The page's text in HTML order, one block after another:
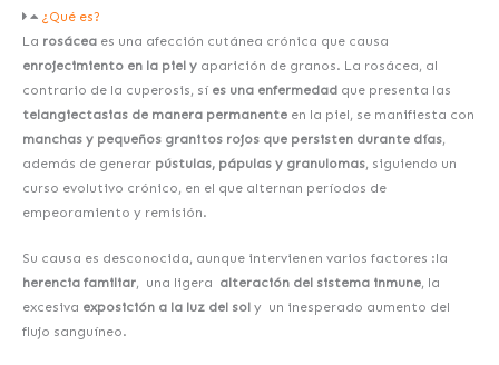
¿Qué es?
La rosácea es una afección cutánea crónica que causa
enrojecimiento en la piel y aparición de granos. La rosácea, al
contrario de la cuperosis, sí es una enfermedad que presenta las
telangiectasias de manera permanente en la piel, se manifiesta con
manchas y pequeños granitos rojos que persisten durante días,
además de generar pústulas, pápulas y granulomas, siguiendo un
curso evolutivo crónico, en el que alternan períodos de
empeoramiento y remisión.
Su causa es desconocida, aunque intervienen varios factores :la
herencia familiar, una ligera alteración del sistema inmune, la
excesiva exposición a la luz del sol y un inesperado aumento del
flujo sanguíneo.